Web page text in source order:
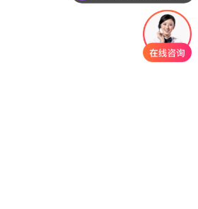
现在有优惠活动吗